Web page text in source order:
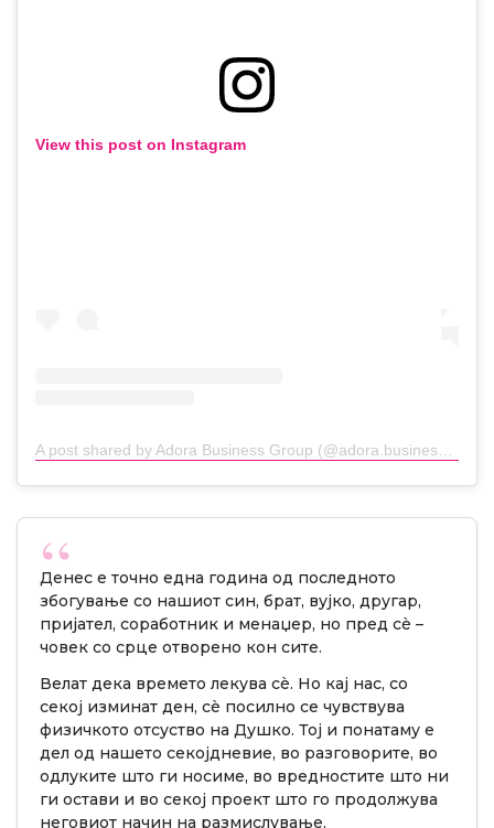
View this post on Instagram
Денес е точно една година од последното
збогување со нашиот син, брат, вујко, другар,
пријател, соработник и менаџер, но пред сè –
човек со срце отворено кон сите.
Велат дека времето лекува сè. Но кај нас, со
секој изминат ден, сè посилно се чувствува
физичкото отсуство на Душко. Тој и понатаму е
дел од нашето секојдневие, во разговорите, во
одлуките што ги носиме, во вредностите што ни
ги остави и во секој проект што го продолжува
неговиот начин на размислување.